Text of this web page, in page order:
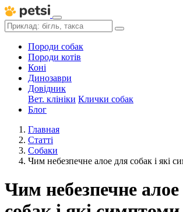
Породи собак
Породи котів
Коні
Динозаври
Довідник
Вет. клініки Клички собак
Блог
Главная
Статті
Собаки
Чим небезпечне алое для собак і які
Чим небезпечне